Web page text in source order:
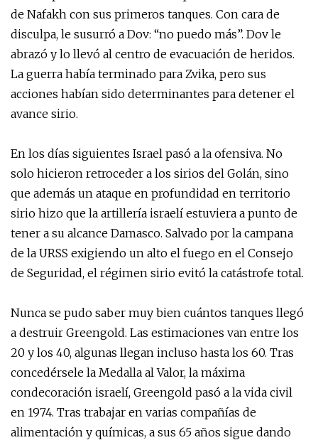
de Nafakh con sus primeros tanques. Con cara de
disculpa, le susurró a Dov: “no puedo más”. Dov le
abrazó y lo llevó al centro de evacuación de heridos.
La guerra había terminado para Zvika, pero sus
acciones habían sido determinantes para detener el
avance sirio.
En los días siguientes Israel pasó a la ofensiva. No
solo hicieron retroceder a los sirios del Golán, sino
que además un ataque en profundidad en territorio
sirio hizo que la artillería israelí estuviera a punto de
tener a su alcance Damasco. Salvado por la campana
de la URSS exigiendo un alto el fuego en el Consejo
de Seguridad, el régimen sirio evitó la catástrofe total.
Nunca se pudo saber muy bien cuántos tanques llegó
a destruir Greengold. Las estimaciones van entre los
20 y los 40, algunas llegan incluso hasta los 60. Tras
concedérsele la Medalla al Valor, la máxima
condecoración israelí, Greengold pasó a la vida civil
en 1974. Tras trabajar en varias compañías de
alimentación y químicas, a sus 65 años sigue dando